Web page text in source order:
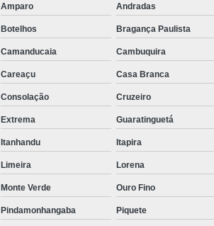
Empresa de Rastreador Veicular
Rastreador de Automóveis
Rastreador
Rastreador Veicular para Carros de
Rastreador Veicular Particular
Gps
Rastreador do Carro
Rastreador Gps para Carro
Rastreador para Carros com Escuta
Amparo Andradas
Botelhos Bragança Paulista
Camanducaia Cambuquira
Careaçu Casa Branca
Consolação Cruzeiro
Extrema Guaratinguetá
Itanhandu Itapira
Limeira Lorena
Monte Verde Ouro Fino
Pindamonhangaba Piquete